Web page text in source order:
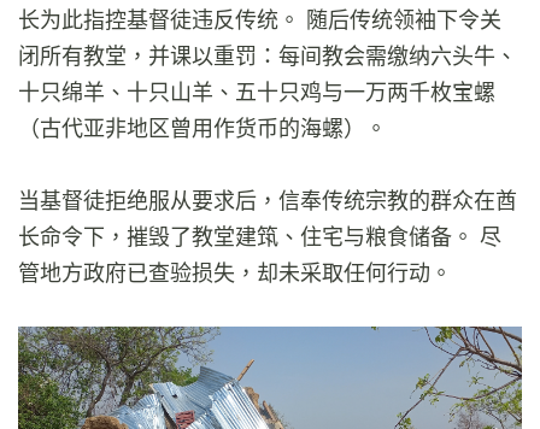
长为此指控基督徒违反传统。 随后传统领袖下令关
闭所有教堂，并课以重罚：每间教会需缴纳六头牛、
十只绵羊、十只山羊、五十只鸡与一万两千枚宝螺
（古代亚非地区曾用作货币的海螺）。
当基督徒拒绝服从要求后，信奉传统宗教的群众在酋
长命令下，摧毁了教堂建筑、住宅与粮食储备。 尽
管地方政府已查验损失，却未采取任何行动。